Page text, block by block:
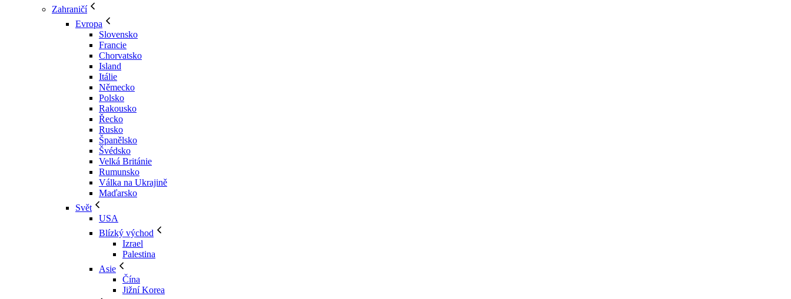
Zahraničí
Evropa
Slovensko
Francie
Chorvatsko
Island
Itálie
Německo
Polsko
Rakousko
Řecko
Rusko
Španělsko
Švédsko
Velká Británie
Rumunsko
Válka na Ukrajině
Maďarsko
Svět
USA
Blízký východ
Izrael
Palestina
Asie
Čína
Jižní Korea